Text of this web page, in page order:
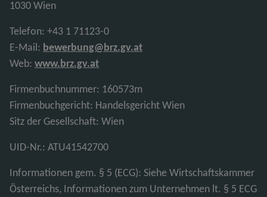
1030 Wien
Telefon: +43 1 71123-0
E-Mail: bewerbung@brz.gv.at
Web: www.brz.gv.at
Firmenbuchnummer: 160573m
Firmenbuchgericht: Handelsgericht Wien
Sitz der Gesellschaft: Wien
UID-Nr.: ATU41542700
Informationen gem. § 5 (ECG): Siehe Wirtschaftskammer
Österreichs, Informationen zum Unternehmen lt. § 5 ECG